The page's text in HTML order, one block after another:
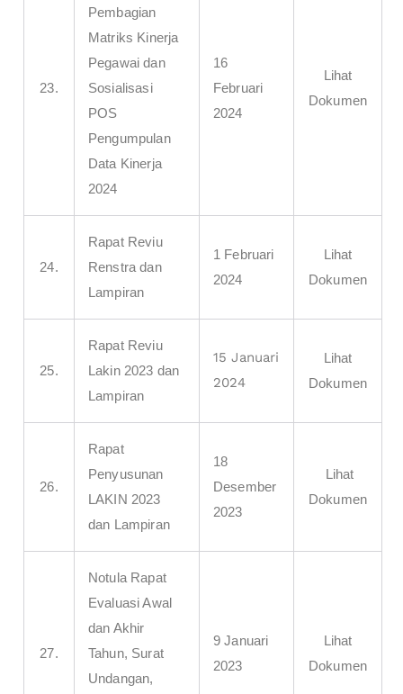
23.
Pembagian
Matriks Kinerja
Pegawai dan
Sosialisasi
POS
Pengumpulan
Data Kinerja
2024
16
Februari
2024
Lihat
Dokumen
24.
Rapat Reviu
Renstra dan
Lampiran
1 Februari
2024
Lihat
Dokumen
25.
Rapat Reviu
Lakin 2023 dan
Lampiran
15 Januari
2024
Lihat
Dokumen
26.
Rapat
Penyusunan
LAKIN 2023
dan Lampiran
18
Desember
2023
Lihat
Dokumen
27.
Notula Rapat
Evaluasi Awal
dan Akhir
Tahun, Surat
Undangan,
9 Januari
2023
Lihat
Dokumen